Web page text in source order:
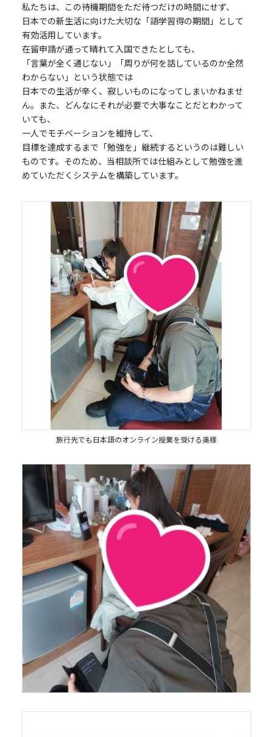
私たちは、この待機期間をただ待つだけの時間にせず、
日本での新生活に向けた大切な「語学習得の期間」として
有効活用しています。
在留申請が通って晴れて入国できたとしても、
「言葉が全く通じない」「周りが何を話しているのか全然
わからない」という状態では
日本での生活が辛く、寂しいものになってしまいかねませ
ん。また、どんなにそれが必要で大事なことだとわかって
いても、
一人でモチベーションを維持して、
目標を達成するまで「勉強を」継続するというのは難しい
ものです。そのため、当相談所では仕組みとして勉強を進
めていただくシステムを構築しています。
旅行先でも日本語のオンライン授業を受ける奥様